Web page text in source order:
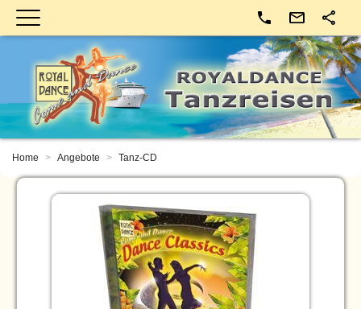
Kontakt
Home Angebote Tanz-CD